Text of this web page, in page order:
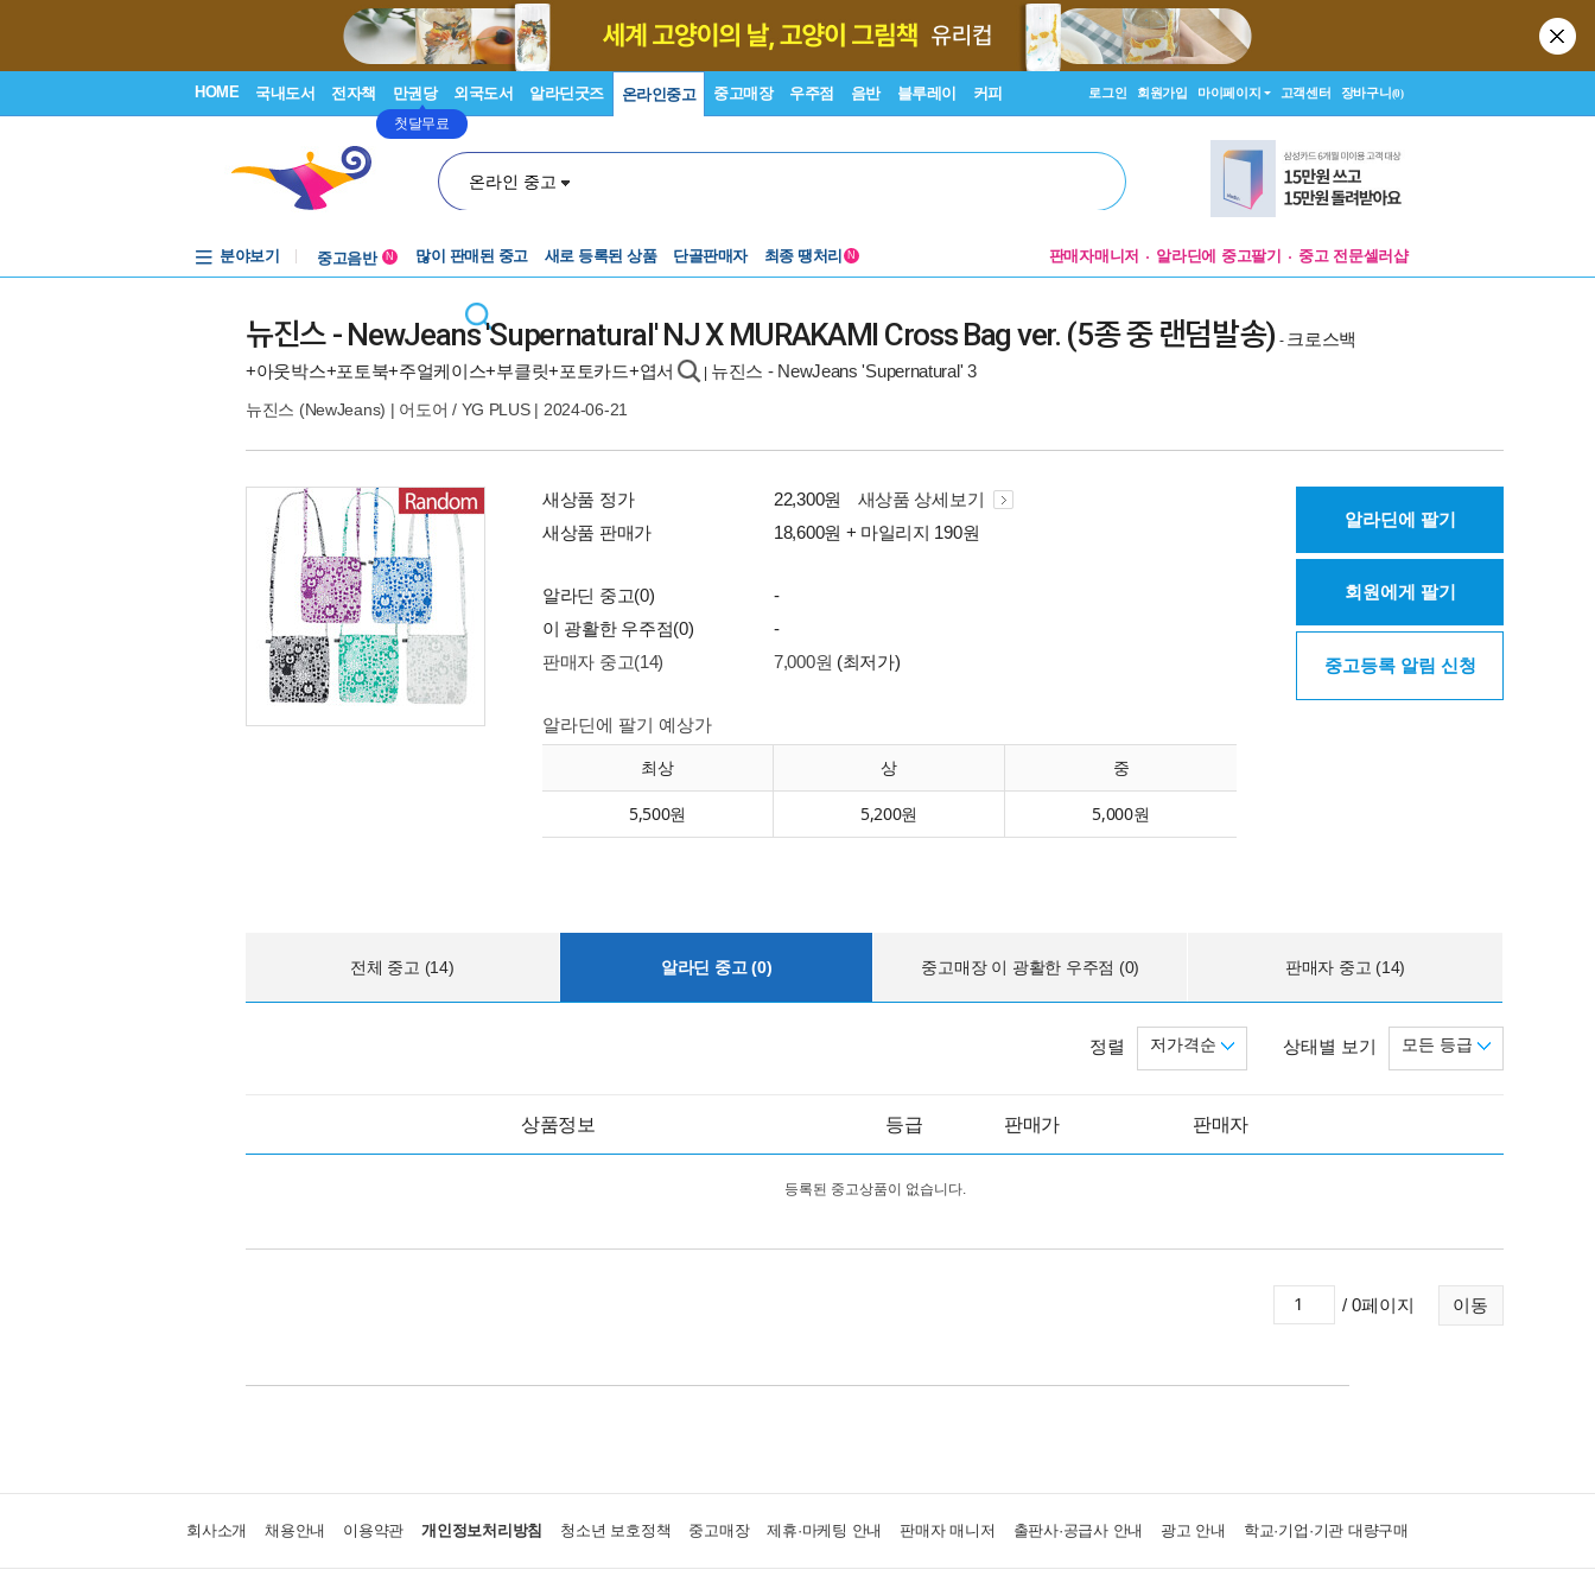
HOME 국내도서 전자책 만권당
첫달무료
외국도서 알라딘굿즈 온라인중고 중고매장 우주점 음반 블루레이 커피 로그인 회원가입 마이페이지 고객센터 장바구니(0)
온라인 중고
분야보기
중고음반
N 많이 판매된 중고 새로 등록된 상품 단골판매자 최종 땡처리 N 판매자매니저 알라딘에 중고팔기 중고 전문셀러샵
뉴진스 - NewJeans 'Supernatural' NJ X MURAKAMI Cross Bag ver. (5종 중 랜덤발송) - 크로스백
+아웃박스+포토북+주얼케이스+부클릿+포토카드+엽서
뉴진스 - NewJeans 'Supernatural' 3
뉴진스 (NewJeans) | 어도어 / YG PLUS| 2024-06-21
새상품 정가 22,300원
새상품 상세보기
새상품 판매가
18,600원 + 마일리지 190원
알라딘 중고(0)
-
이 광활한 우주점(0)
-
판매자 중고(14)
7,000원 (최저가)
알라딘에 팔기 예상가
최상 상 중
5,500원 5,200원 5,000원
알라딘에 팔기
회원에게 팔기
중고등록 알림 신청
전체 중고 (14) 알라딘 중고 (0) 중고매장 이 광활한 우주점 (0) 판매자 중고 (14)
상태별 보기 모든 등급
정렬 저가격순
상품정보 등급 판매가 판매자
등록된 중고상품이 없습니다.
이동
/ 0페이지
회사소개 채용안내 이용약관 개인정보처리방침 청소년 보호정책 중고매장 제휴·마케팅 안내 판매자 매니저 출판사·공급사 안내 광고 안내 학교·기업·기관 대량구매